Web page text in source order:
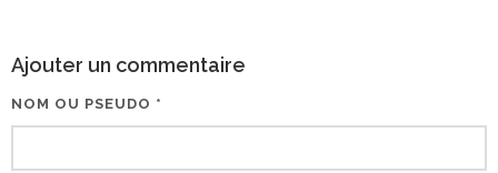
Ajouter un commentaire
NOM OU PSEUDO *